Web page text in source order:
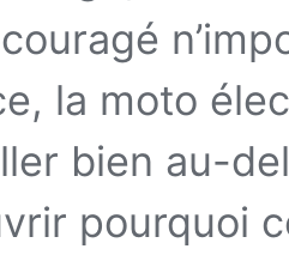
la moto
bien au-
pourquoi